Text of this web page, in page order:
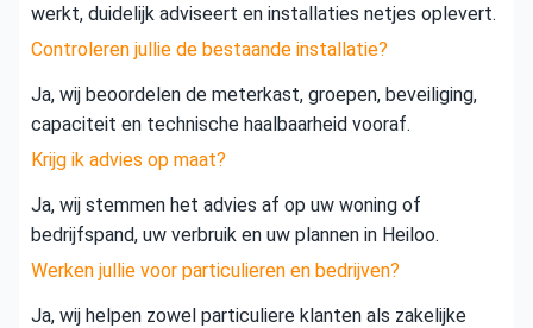
werkt, duidelijk adviseert en installaties netjes oplevert.
Controleren jullie de bestaande installatie?
Ja, wij beoordelen de meterkast, groepen, beveiliging,
capaciteit en technische haalbaarheid vooraf.
Krijg ik advies op maat?
Ja, wij stemmen het advies af op uw woning of
bedrijfspand, uw verbruik en uw plannen in Heiloo.
Werken jullie voor particulieren en bedrijven?
Ja, wij helpen zowel particuliere klanten als zakelijke